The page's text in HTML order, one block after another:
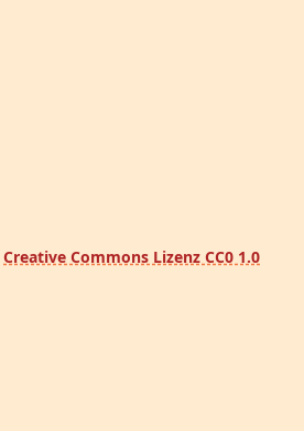
Creative Commons Lizenz CC0 1.0